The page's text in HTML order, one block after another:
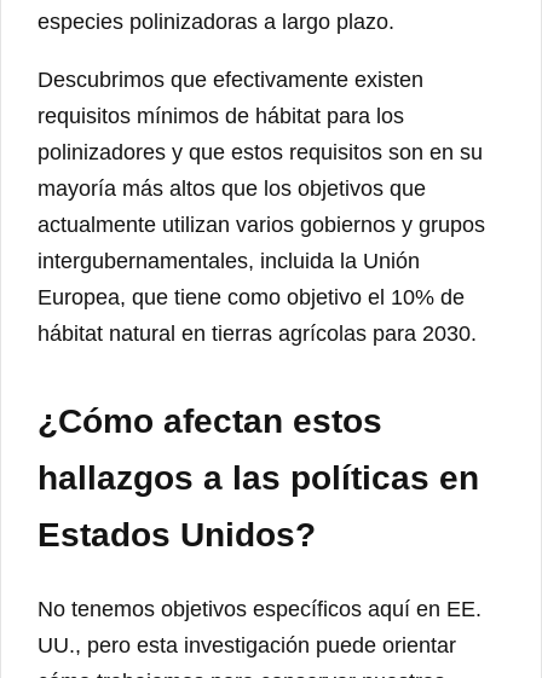
especies polinizadoras a largo plazo.
Descubrimos que efectivamente existen
requisitos mínimos de hábitat para los
polinizadores y que estos requisitos son en su
mayoría más altos que los objetivos que
actualmente utilizan varios gobiernos y grupos
intergubernamentales, incluida la Unión
Europea, que tiene como objetivo el 10% de
hábitat natural en tierras agrícolas para 2030.
¿Cómo afectan estos
hallazgos a las políticas en
Estados Unidos?
No tenemos objetivos específicos aquí en EE.
UU., pero esta investigación puede orientar